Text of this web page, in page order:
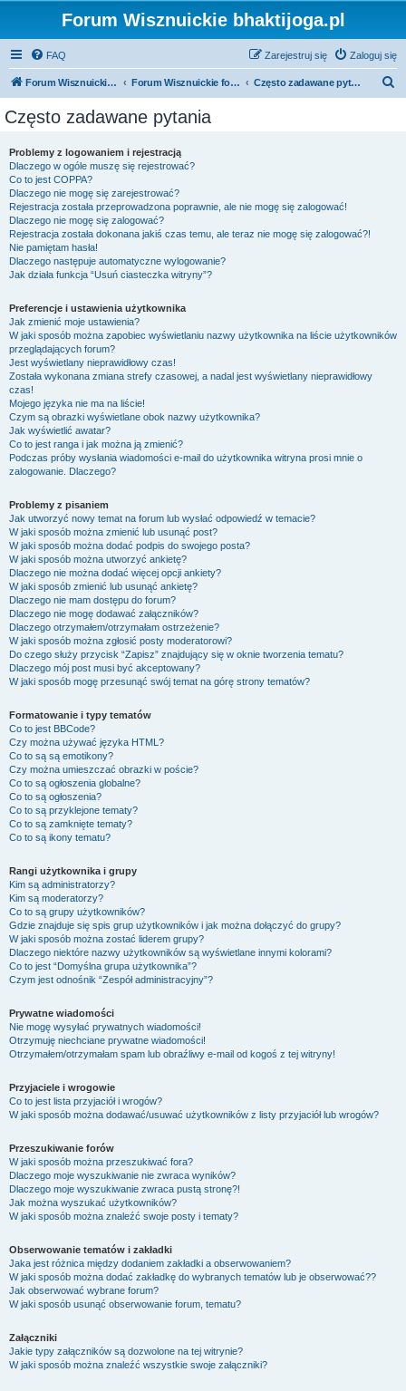
Forum Wisznuickie bhaktijoga.pl
FAQ Zaloguj się
Zarejestruj się
Forum Wisznuickie forum.bhaktijoga.pl Forum Wisznuickie forum.bhaktijoga.pl Często zadawane pytania
Często zadawane pytania
Problemy z logowaniem i rejestracją
Dlaczego w ogóle muszę się rejestrować?
Co to jest COPPA?
Dlaczego nie mogę się zarejestrować?
Rejestracja została przeprowadzona poprawnie, ale nie mogę się zalogować!
Dlaczego nie mogę się zalogować?
Rejestracja została dokonana jakiś czas temu, ale teraz nie mogę się zalogować?!
Nie pamiętam hasła!
Dlaczego następuje automatyczne wylogowanie?
Jak działa funkcja “Usuń ciasteczka witryny”?
Preferencje i ustawienia użytkownika
Jak zmienić moje ustawienia?
W jaki sposób można zapobiec wyświetlaniu nazwy użytkownika na liście użytkowników
przeglądających forum?
Jest wyświetlany nieprawidłowy czas!
Została wykonana zmiana strefy czasowej, a nadal jest wyświetlany nieprawidłowy
czas!
Mojego języka nie ma na liście!
Czym są obrazki wyświetlane obok nazwy użytkownika?
Jak wyświetlić awatar?
Co to jest ranga i jak można ją zmienić?
Podczas próby wysłania wiadomości e-mail do użytkownika witryna prosi mnie o
zalogowanie. Dlaczego?
Problemy z pisaniem
Jak utworzyć nowy temat na forum lub wysłać odpowiedź w temacie?
W jaki sposób można zmienić lub usunąć post?
W jaki sposób można dodać podpis do swojego posta?
W jaki sposób można utworzyć ankietę?
Dlaczego nie można dodać więcej opcji ankiety?
W jaki sposób zmienić lub usunąć ankietę?
Dlaczego nie mam dostępu do forum?
Dlaczego nie mogę dodawać załączników?
Dlaczego otrzymałem/otrzymałam ostrzeżenie?
W jaki sposób można zgłosić posty moderatorowi?
Do czego służy przycisk “Zapisz” znajdujący się w oknie tworzenia tematu?
Dlaczego mój post musi być akceptowany?
W jaki sposób mogę przesunąć swój temat na górę strony tematów?
Formatowanie i typy tematów
Co to jest BBCode?
Czy można używać języka HTML?
Co to są są emotikony?
Czy można umieszczać obrazki w poście?
Co to są ogłoszenia globalne?
Co to są ogłoszenia?
Co to są przyklejone tematy?
Co to są zamknięte tematy?
Co to są ikony tematu?
Rangi użytkownika i grupy
Kim są administratorzy?
Kim są moderatorzy?
Co to są grupy użytkowników?
Gdzie znajduje się spis grup użytkowników i jak można dołączyć do grupy?
W jaki sposób można zostać liderem grupy?
Dlaczego niektóre nazwy użytkowników są wyświetlane innymi kolorami?
Co to jest “Domyślna grupa użytkownika”?
Czym jest odnośnik “Zespół administracyjny”?
Prywatne wiadomości
Nie mogę wysyłać prywatnych wiadomości!
Otrzymuję niechciane prywatne wiadomości!
Otrzymałem/otrzymałam spam lub obraźliwy e-mail od kogoś z tej witryny!
Przyjaciele i wrogowie
Co to jest lista przyjaciół i wrogów?
W jaki sposób można dodawać/usuwać użytkowników z listy przyjaciół lub wrogów?
Przeszukiwanie forów
W jaki sposób można przeszukiwać fora?
Dlaczego moje wyszukiwanie nie zwraca wyników?
Dlaczego moje wyszukiwanie zwraca pustą stronę?!
Jak można wyszukać użytkowników?
W jaki sposób można znaleźć swoje posty i tematy?
Obserwowanie tematów i zakładki
Jaka jest różnica między dodaniem zakładki a obserwowaniem?
W jaki sposób można dodać zakładkę do wybranych tematów lub je obserwować??
Jak obserwować wybrane forum?
W jaki sposób usunąć obserwowanie forum, tematu?
Załączniki
Jakie typy załączników są dozwolone na tej witrynie?
W jaki sposób można znaleźć wszystkie swoje załączniki?